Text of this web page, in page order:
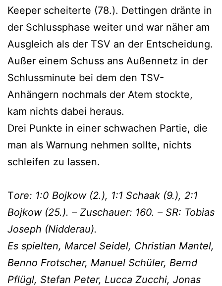
Keeper scheiterte (78.). Dettingen dränte in
der Schlussphase weiter und war näher am
Ausgleich als der TSV an der Entscheidung.
Außer einem Schuss ans Außennetz in der
Schlussminute bei dem den TSV-
Anhängern nochmals der Atem stockte,
kam nichts dabei heraus.
Drei Punkte in einer schwachen Partie, die
man als Warnung nehmen sollte, nichts
schleifen zu lassen.
Tore: 1:0 Bojkow (2.), 1:1 Schaak (9.), 2:1
Bojkow (25.). – Zuschauer: 160. – SR: Tobias
Joseph (Nidderau).
Es spielten, Marcel Seidel, Christian Mantel,
Benno Frotscher, Manuel Schüler, Bernd
Pflügl, Stefan Peter, Lucca Zucchi, Jonas